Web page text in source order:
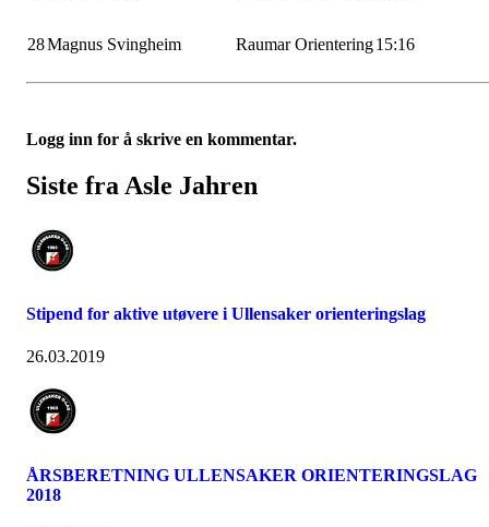
28Magnus Svingheim Raumar Orientering15:16
Logg inn for å skrive en kommentar.
Siste fra Asle Jahren
Stipend for aktive utøvere i Ullensaker orienteringslag
26.03.2019
ÅRSBERETNING ULLENSAKER ORIENTERINGSLAG
2018